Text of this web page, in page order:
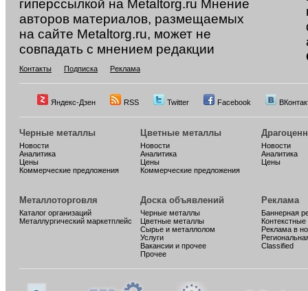
гиперссылкой на Metaltorg.ru Мнение
авторов материалов, размещаемых
на сайте Metaltorg.ru, может не
совпадать с мнением редакции
Контакты Подписка Реклама
Яндекс-Дзен RSS Twitter Facebook
Черные металлы
Новости
Аналитика
Цены
Коммерческие предложения
Цветные металлы
Новости
Аналитика
Цены
Коммерческие предложения
Новости
Аналитика
Цены
Металлоторговля
Каталог организаций
Металлургический маркетплейс
Доска объявлений
Черные металлы
Цветные металлы
Сырье и металлолом
Услуги
Вакансии и прочее
Прочее
Реклама
Баннерная
Реклама в
Classified